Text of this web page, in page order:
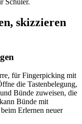
skizzieren
für Fingerpicking mit
die Tastenbelegung,
Bünde zuweisen, die
Bünde mit
Erlernen neuer